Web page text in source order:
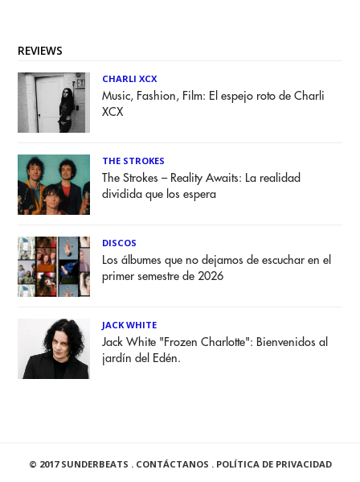
REVIEWS
CHARLI XCX
Music, Fashion, Film: El espejo roto de Charli
XCX
THE STROKES
The Strokes – Reality Awaits: La realidad
dividida que los espera
DISCOS
Los álbumes que no dejamos de escuchar en el
primer semestre de 2026
JACK WHITE
Jack White "Frozen Charlotte": Bienvenidos al
jardín del Edén.
© 2017 SUNDERBEATS . CONTÁCTANOS . POLÍTICA DE PRIVACIDAD